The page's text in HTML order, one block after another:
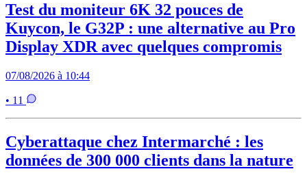
Test du moniteur 6K 32 pouces de
Kuycon, le G32P : une alternative au Pro
Display XDR avec quelques compromis
07/08/2026 à 10:44
• 11
Cyberattaque chez Intermarché : les
données de 300 000 clients dans la nature